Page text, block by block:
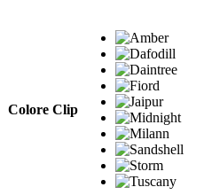
Colore Clip